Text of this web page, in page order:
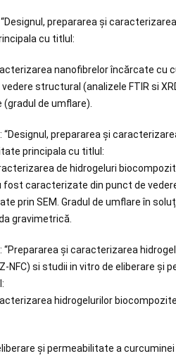
prepararea și
cu titlul:
nanofibrelor încărcate cu
structural (analizele FTIR si
de umflare).
prepararea și
principala cu titlul:
de hidrogeluri
caracterizate din punct de
prin SEM. Gradul de umflare în
gravimetrică.
“Prepararea și caracterizarea
NFC) si studii in vitro de eliberare și
hidrogelurilor
și permeabilitate a